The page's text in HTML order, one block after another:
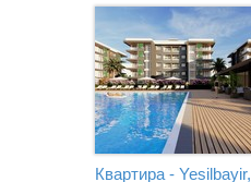
Квартира - Yesilbayir,